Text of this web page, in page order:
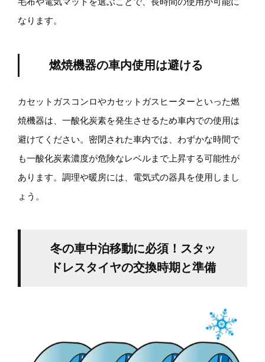
なります。
燃焼機器の車内使用は避ける
カセットガスコンロやカセットガスヒーターといった燃
焼機器は、一酸化炭素を発生させるため車内での使用は
避けてください。密閉された車内では、わずかな時間で
も一酸化炭素濃度が危険なレベルまで上昇する可能性が
あります。調理や暖房には、電気式の器具を使用しまし
ょう。
冬の車中泊移動に必須！スタッ
ドレスタイヤの交換時期と準備